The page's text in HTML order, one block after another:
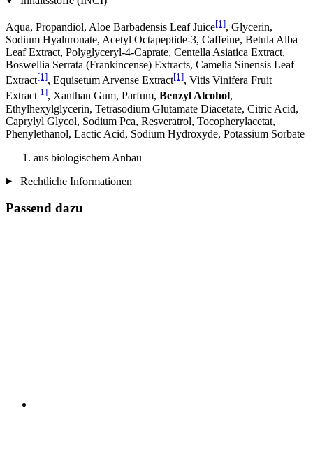
Aqua, Propandiol, Aloe Barbadensis Leaf Juice[1], Glycerin,
Sodium Hyaluronate, Acetyl Octapeptide-3, Caffeine, Betula Alba
Leaf Extract, Polyglyceryl-4-Caprate, Centella Asiatica Extract,
Boswellia Serrata (Frankincense) Extracts, Camelia Sinensis Leaf
Extract[1], Equisetum Arvense Extract[1], Vitis Vinifera Fruit
Extract[1], Xanthan Gum, Parfum, Benzyl Alcohol,
Ethylhexylglycerin, Tetrasodium Glutamate Diacetate, Citric Acid,
Caprylyl Glycol, Sodium Pca, Resveratrol, Tocopherylacetat,
Phenylethanol, Lactic Acid, Sodium Hydroxyde, Potassium Sorbate
aus biologischem Anbau
Rechtliche Informationen
Passend dazu